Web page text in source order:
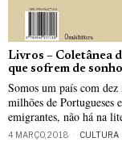
Livros – Coletânea
que sofrem de
Somos um país com
milhões de Portugueses
emigrantes, não há na
4 MARÇO, 2018 CULTURA